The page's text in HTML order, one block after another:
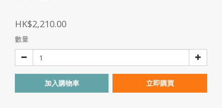
HK$2,210.00
數量
加入購物車 立即購買